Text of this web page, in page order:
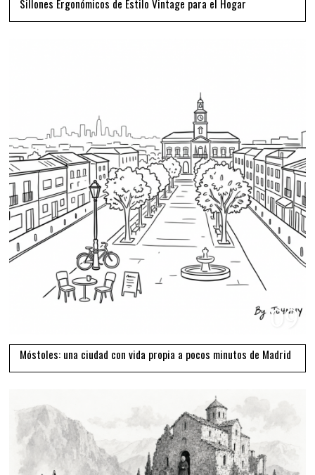
Sillones Ergonómicos de Estilo Vintage para el Hogar
09
Móstoles: una ciudad con vida propia a pocos minutos de Madrid